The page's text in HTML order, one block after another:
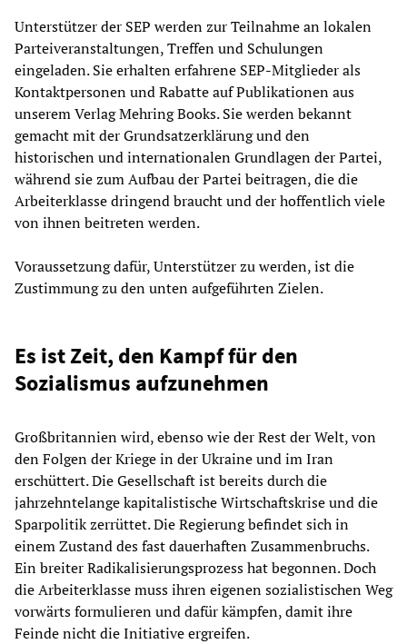
Unterstützer der SEP werden zur Teilnahme an lokalen
Parteiveranstaltungen, Treffen und Schulungen
eingeladen. Sie erhalten erfahrene SEP-Mitglieder als
Kontaktpersonen und Rabatte auf Publikationen aus
unserem Verlag Mehring Books. Sie werden bekannt
gemacht mit der Grundsatzerklärung und den
historischen und internationalen Grundlagen der Partei,
während sie zum Aufbau der Partei beitragen, die die
Arbeiterklasse dringend braucht und der hoffentlich viele
von ihnen beitreten werden.
Voraussetzung dafür, Unterstützer zu werden, ist die
Zustimmung zu den unten aufgeführten Zielen.
Es ist Zeit, den Kampf für den
Sozialismus aufzunehmen
Großbritannien wird, ebenso wie der Rest der Welt, von
den Folgen der Kriege in der Ukraine und im Iran
erschüttert. Die Gesellschaft ist bereits durch die
jahrzehntelange kapitalistische Wirtschaftskrise und die
Sparpolitik zerrüttet. Die Regierung befindet sich in
einem Zustand des fast dauerhaften Zusammenbruchs.
Ein breiter Radikalisierungsprozess hat begonnen. Doch
die Arbeiterklasse muss ihren eigenen sozialistischen Weg
vorwärts formulieren und dafür kämpfen, damit ihre
Feinde nicht die Initiative ergreifen.